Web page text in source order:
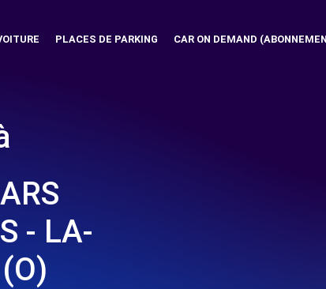
PLACES DE PARKING CAR ON DEMAND
- LA-